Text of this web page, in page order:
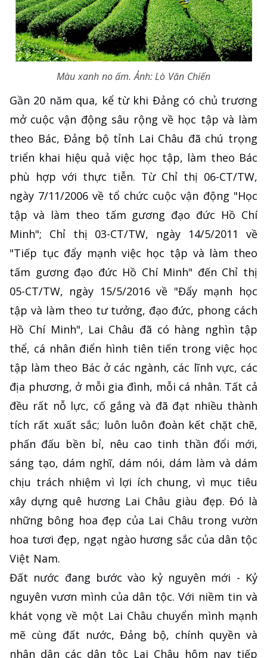
Màu xanh no ấm. Ảnh: Lò Văn Chiến
Gần 20 năm qua, kể từ khi Đảng có chủ trương
mở cuộc vận động sâu rộng về học tập và làm
theo Bác, Đảng bộ tỉnh Lai Châu đã chú trọng
triển khai hiệu quả việc học tập, làm theo Bác
phù hợp với thực tiễn. Từ Chỉ thị 06-CT/TW,
ngày 7/11/2006 về tổ chức cuộc vận động "Học
tập và làm theo tấm gương đạo đức Hồ Chí
Minh"; Chỉ thị 03-CT/TW, ngày 14/5/2011 về
"Tiếp tục đẩy mạnh việc học tập và làm theo
tấm gương đạo đức Hồ Chí Minh" đến Chỉ thị
05-CT/TW, ngày 15/5/2016 về "Đẩy mạnh học
tập và làm theo tư tưởng, đạo đức, phong cách
Hồ Chí Minh", Lai Châu đã có hàng nghìn tập
thể, cá nhân điển hình tiên tiến trong việc học
tập làm theo Bác ở các ngành, các lĩnh vực, các
địa phương, ở mỗi gia đình, mỗi cá nhân. Tất cả
đều rất nỗ lực, cố gắng và đã đạt nhiều thành
tích rất xuất sắc; luôn luôn đoàn kết chặt chẽ,
phấn đấu bền bỉ, nêu cao tinh thần đổi mới,
sáng tạo, dám nghĩ, dám nói, dám làm và dám
chịu trách nhiệm vì lợi ích chung, vì mục tiêu
xây dựng quê hương Lai Châu giàu đẹp. Đó là
những bông hoa đẹp của Lai Châu trong vườn
hoa tươi đẹp, ngạt ngào hương sắc của dân tộc
Việt Nam.
Đất nước đang bước vào kỷ nguyên mới - Kỷ
nguyên vươn mình của dân tộc. Với niềm tin và
khát vọng về một Lai Châu chuyển mình mạnh
mẽ cùng đất nước, Đảng bộ, chính quyền và
nhân dân các dân tộc Lai Châu hôm nay tiếp